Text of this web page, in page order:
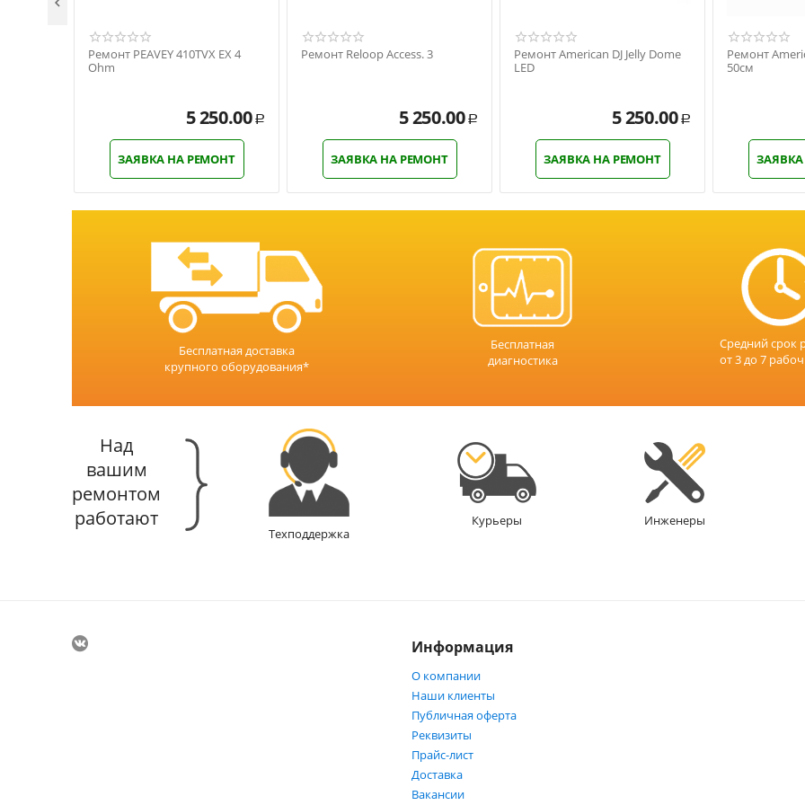
Ремонт PEAVEY 410TVX EX 4
Ohm
5 250.00 Р
ЗАЯВКА НА РЕМОНТ
Ремонт Reloop Access. 3
5 250.00 Р
ЗАЯВКА НА РЕМОНТ
Ремонт American DJ Jelly Dome
LED
5 250.00 Р
ЗАЯВКА НА РЕМОНТ
Ремонт
50см
Бесплатная доставка
крупного оборудования*
Бесплатная
диагностика
Средний срок
от 3 до 7
Над
вашим
ремонтом
работают
Техподдержка
Курьеры Инженеры
Информация
О компании
Наши клиенты
Публичная оферта
Реквизиты
Прайс-лист
Доставка
Вакансии